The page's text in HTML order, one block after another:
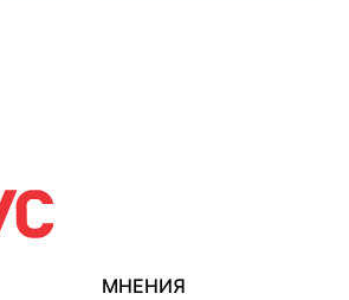
МНЕНИЯ